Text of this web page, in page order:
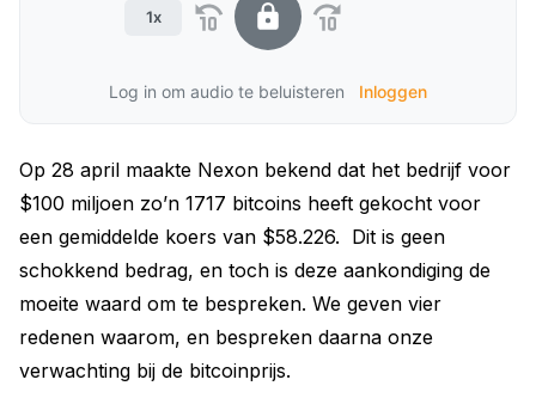
1x
Log in om audio te beluisteren Inloggen
Op 28 april maakte Nexon bekend dat het bedrijf voor
$100 miljoen zo’n 1717 bitcoins heeft gekocht voor
een gemiddelde koers van $58.226. Dit is geen
schokkend bedrag, en toch is deze aankondiging de
moeite waard om te bespreken. We geven vier
redenen waarom, en bespreken daarna onze
verwachting bij de bitcoinprijs.